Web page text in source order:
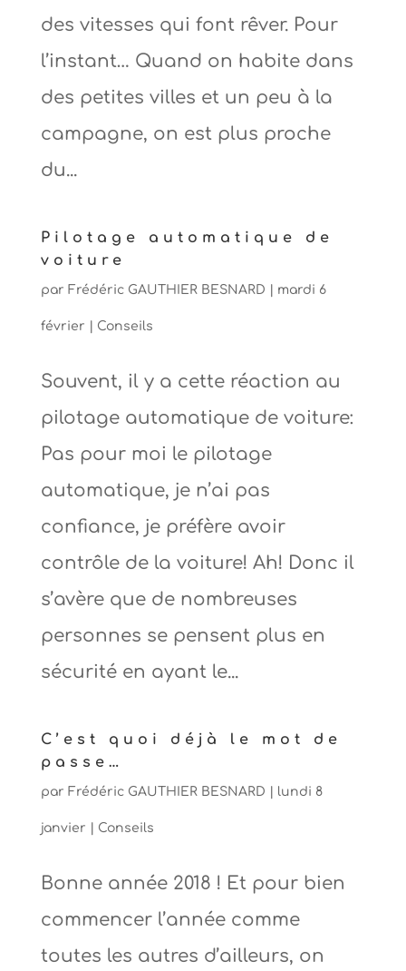
des vitesses qui font rêver. Pour
l’instant… Quand on habite dans
des petites villes et un peu à la
campagne, on est plus proche
du...
Pilotage automatique de
voiture
par Frédéric GAUTHIER BESNARD mardi 6
février Conseils
Souvent, il y a cette réaction au
pilotage automatique de voiture:
Pas pour moi le pilotage
automatique, je n’ai pas
confiance, je préfère avoir
contrôle de la voiture! Ah! Donc il
s’avère que de nombreuses
personnes se pensent plus en
sécurité en ayant le...
C’est quoi déjà le mot de
passe…
par Frédéric GAUTHIER BESNARD lundi 8
janvier Conseils
Bonne année 2018 ! Et pour bien
commencer l’année comme
toutes les autres d’ailleurs, on